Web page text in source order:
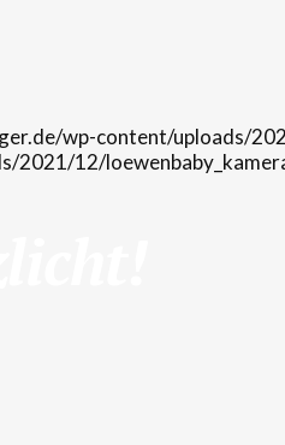
wp-content/uploads/
2021/12/